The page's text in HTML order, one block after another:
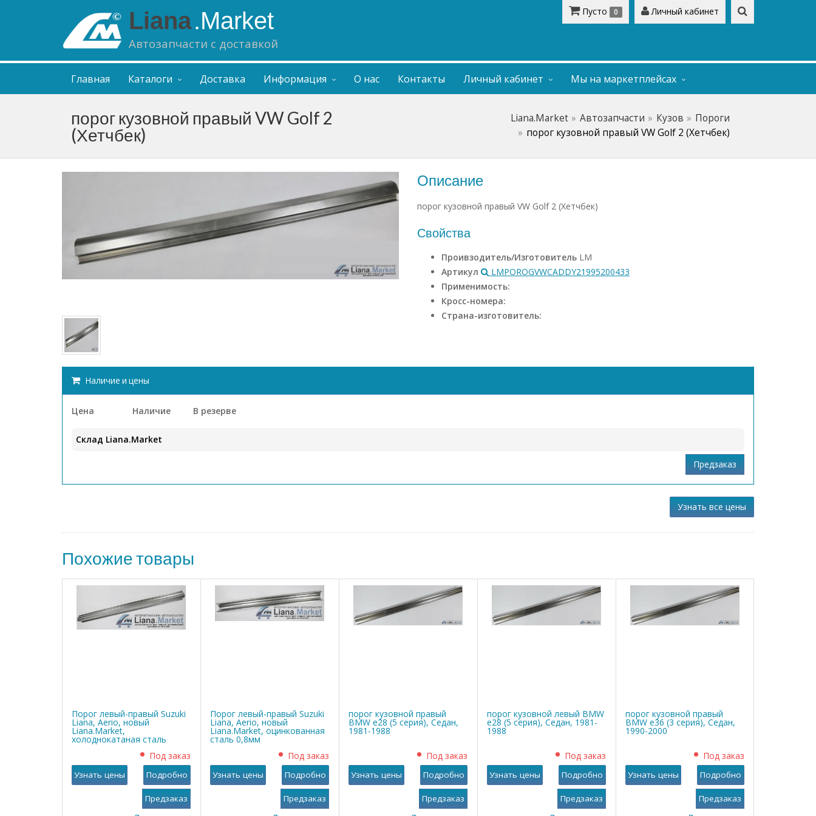
Liana.Market
Автозапчасти с доставкой
Пусто 0 Личный кабинет
Главная Каталоги Доставка Информация О нас Контакты Личный кабинет Мы на маркетплейсах
порог кузовной правый VW Golf 2
(Хетчбек)
Liana.Market Автозапчасти Кузов
Пороги
порог кузовной правый VW Golf 2 (Хетчбек)
Описание
порог кузовной правый VW Golf 2 (Хетчбек)
Свойства
Проивзодитель/Изготовитель LM
Артикул
LMPOROGVWCADDY21995200433
Применимость:
Кросс-номера:
Страна-изготовитель:
Наличие и цены
Цена Наличие В резерве
Склад Liana.Market
Узнать все цены
Похожие товары
Порог левый-правый Suzuki
Liana, Aerio, новый
Liana.Market,
холоднокатаная сталь
0,8мм
Под заказ
Узнать цены Подробно
Порог левый-правый Suzuki
Liana, Aerio, новый
Liana.Market, оцинкованная
сталь 0,8мм
Под заказ
Узнать цены Подробно
порог кузовной правый
BMW е28 (5 серия), Седан,
1981-1988
Под заказ
Узнать цены Подробно
порог кузовной левый BMW
е28 (5 серия), Седан, 1981-
1988
Под заказ
Узнать цены Подробно
порог кузовной правый
BMW е36 (3 серия), Седан,
1990-2000
Под заказ
Узнать цены Подробно